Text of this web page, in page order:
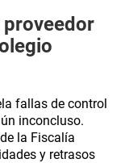
proveedor
fallas de control
inconcluso.
la Fiscalía
y retrasos